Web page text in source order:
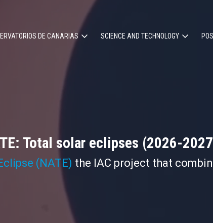
DE CANARIAS SCIENCE AND TECHNOLOGY
Total solar eclipses (2026-
(NATE) the IAC project that